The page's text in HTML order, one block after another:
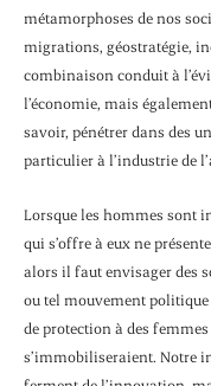
métamorphoses de nos
migrations, géostratégie,
combinaison conduit à
l’économie, mais
savoir, pénétrer dans des
particulier à l’industrie de
Lorsque les hommes sont
qui s’offre à eux ne
alors il faut envisager des
ou tel mouvement
de protection à des
s’immobiliseraient. Notre